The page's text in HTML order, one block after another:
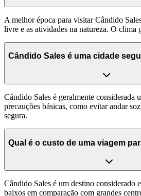
A melhor época para visitar Cândido
livre e as atividades na natureza. O clima
Cândido Sales é uma cidade
Cândido Sales é geralmente considerada
precauções básicas, como evitar andar
segura.
Qual é o custo de uma viagem
Cândido Sales é um destino considerado
baixos em comparação com grandes